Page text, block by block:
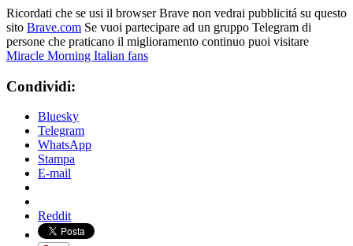
Ricordati che se usi il browser Brave non vedrai pubblicitá su questo
sito Brave.com Se vuoi partecipare ad un gruppo Telegram di
persone che praticano il miglioramento continuo puoi visitare
Miracle Morning Italian fans
Condividi:
Bluesky
Telegram
WhatsApp
Stampa
E-mail
Reddit